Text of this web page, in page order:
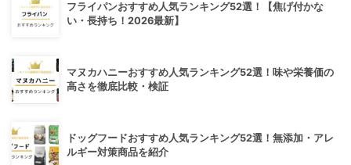
フライパンおすすめ人気ランキング52選！【焦げ付かな
い・長持ち！2026最新】
マヌカハニーおすすめ人気ランキング52選！味や栄養価の
高さを徹底比較・検証
ドッグフードおすすめ人気ランキング52選！無添加・アレ
ルギー対策商品を紹介